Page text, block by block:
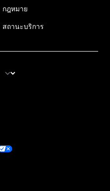
กฎหมาย
สถานะบริการ